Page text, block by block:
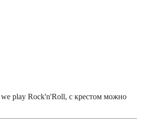
play Rock'n'Roll, с крестом можно